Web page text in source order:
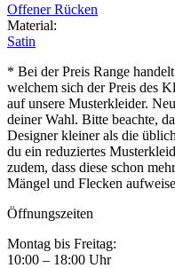
Offener Rücken
Material:
Satin
* Bei der Preis Range
welchem sich der Preis des
auf unsere Musterkleider.
deiner Wahl. Bitte beachte,
Designer kleiner als die
du ein reduziertes
zudem, dass diese schon
Mängel und Flecken
Öffnungszeiten
Montag bis Freitag:
10:00 – 18:00 Uhr